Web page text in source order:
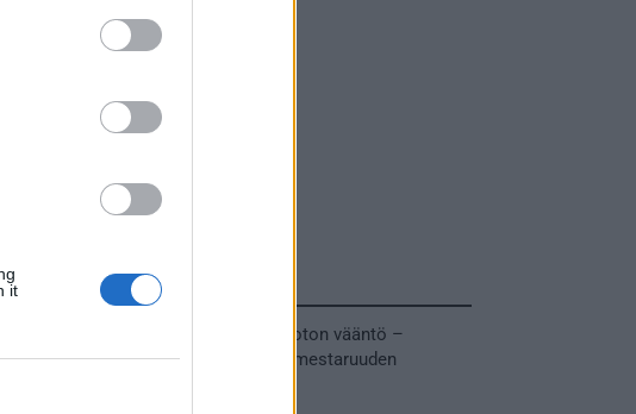
it
Tuoreimmat uutiset
MM-kullasta käytiin armoton vääntö –
Leijonat voitti maailmanmestaruuden